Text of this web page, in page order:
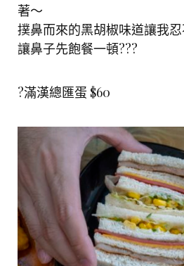
著～
撲鼻而來的黑胡椒味道讓我
讓鼻子先飽餐一頓???
?滿漢總匯蛋 $60